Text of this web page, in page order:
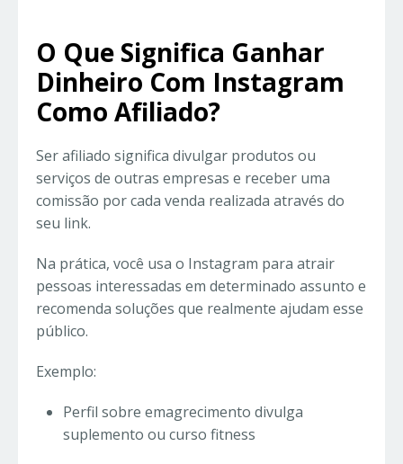
O Que Significa Ganhar
Dinheiro Com Instagram
Como Afiliado?
Ser afiliado significa divulgar produtos ou
serviços de outras empresas e receber uma
comissão por cada venda realizada através do
seu link.
Na prática, você usa o Instagram para atrair
pessoas interessadas em determinado assunto e
recomenda soluções que realmente ajudam esse
público.
Exemplo:
Perfil sobre emagrecimento divulga
suplemento ou curso fitness